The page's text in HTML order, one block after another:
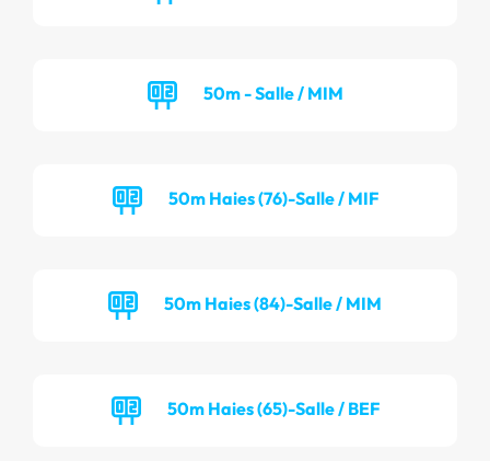
50m - Salle / MIM
50m Haies (76)-Salle / MIF
50m Haies (84)-Salle / MIM
50m Haies (65)-Salle / BEF